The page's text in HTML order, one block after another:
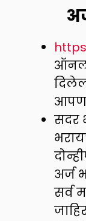
आपण
सदर
अर्ज
सर्व